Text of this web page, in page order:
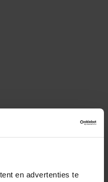
en advertenties te